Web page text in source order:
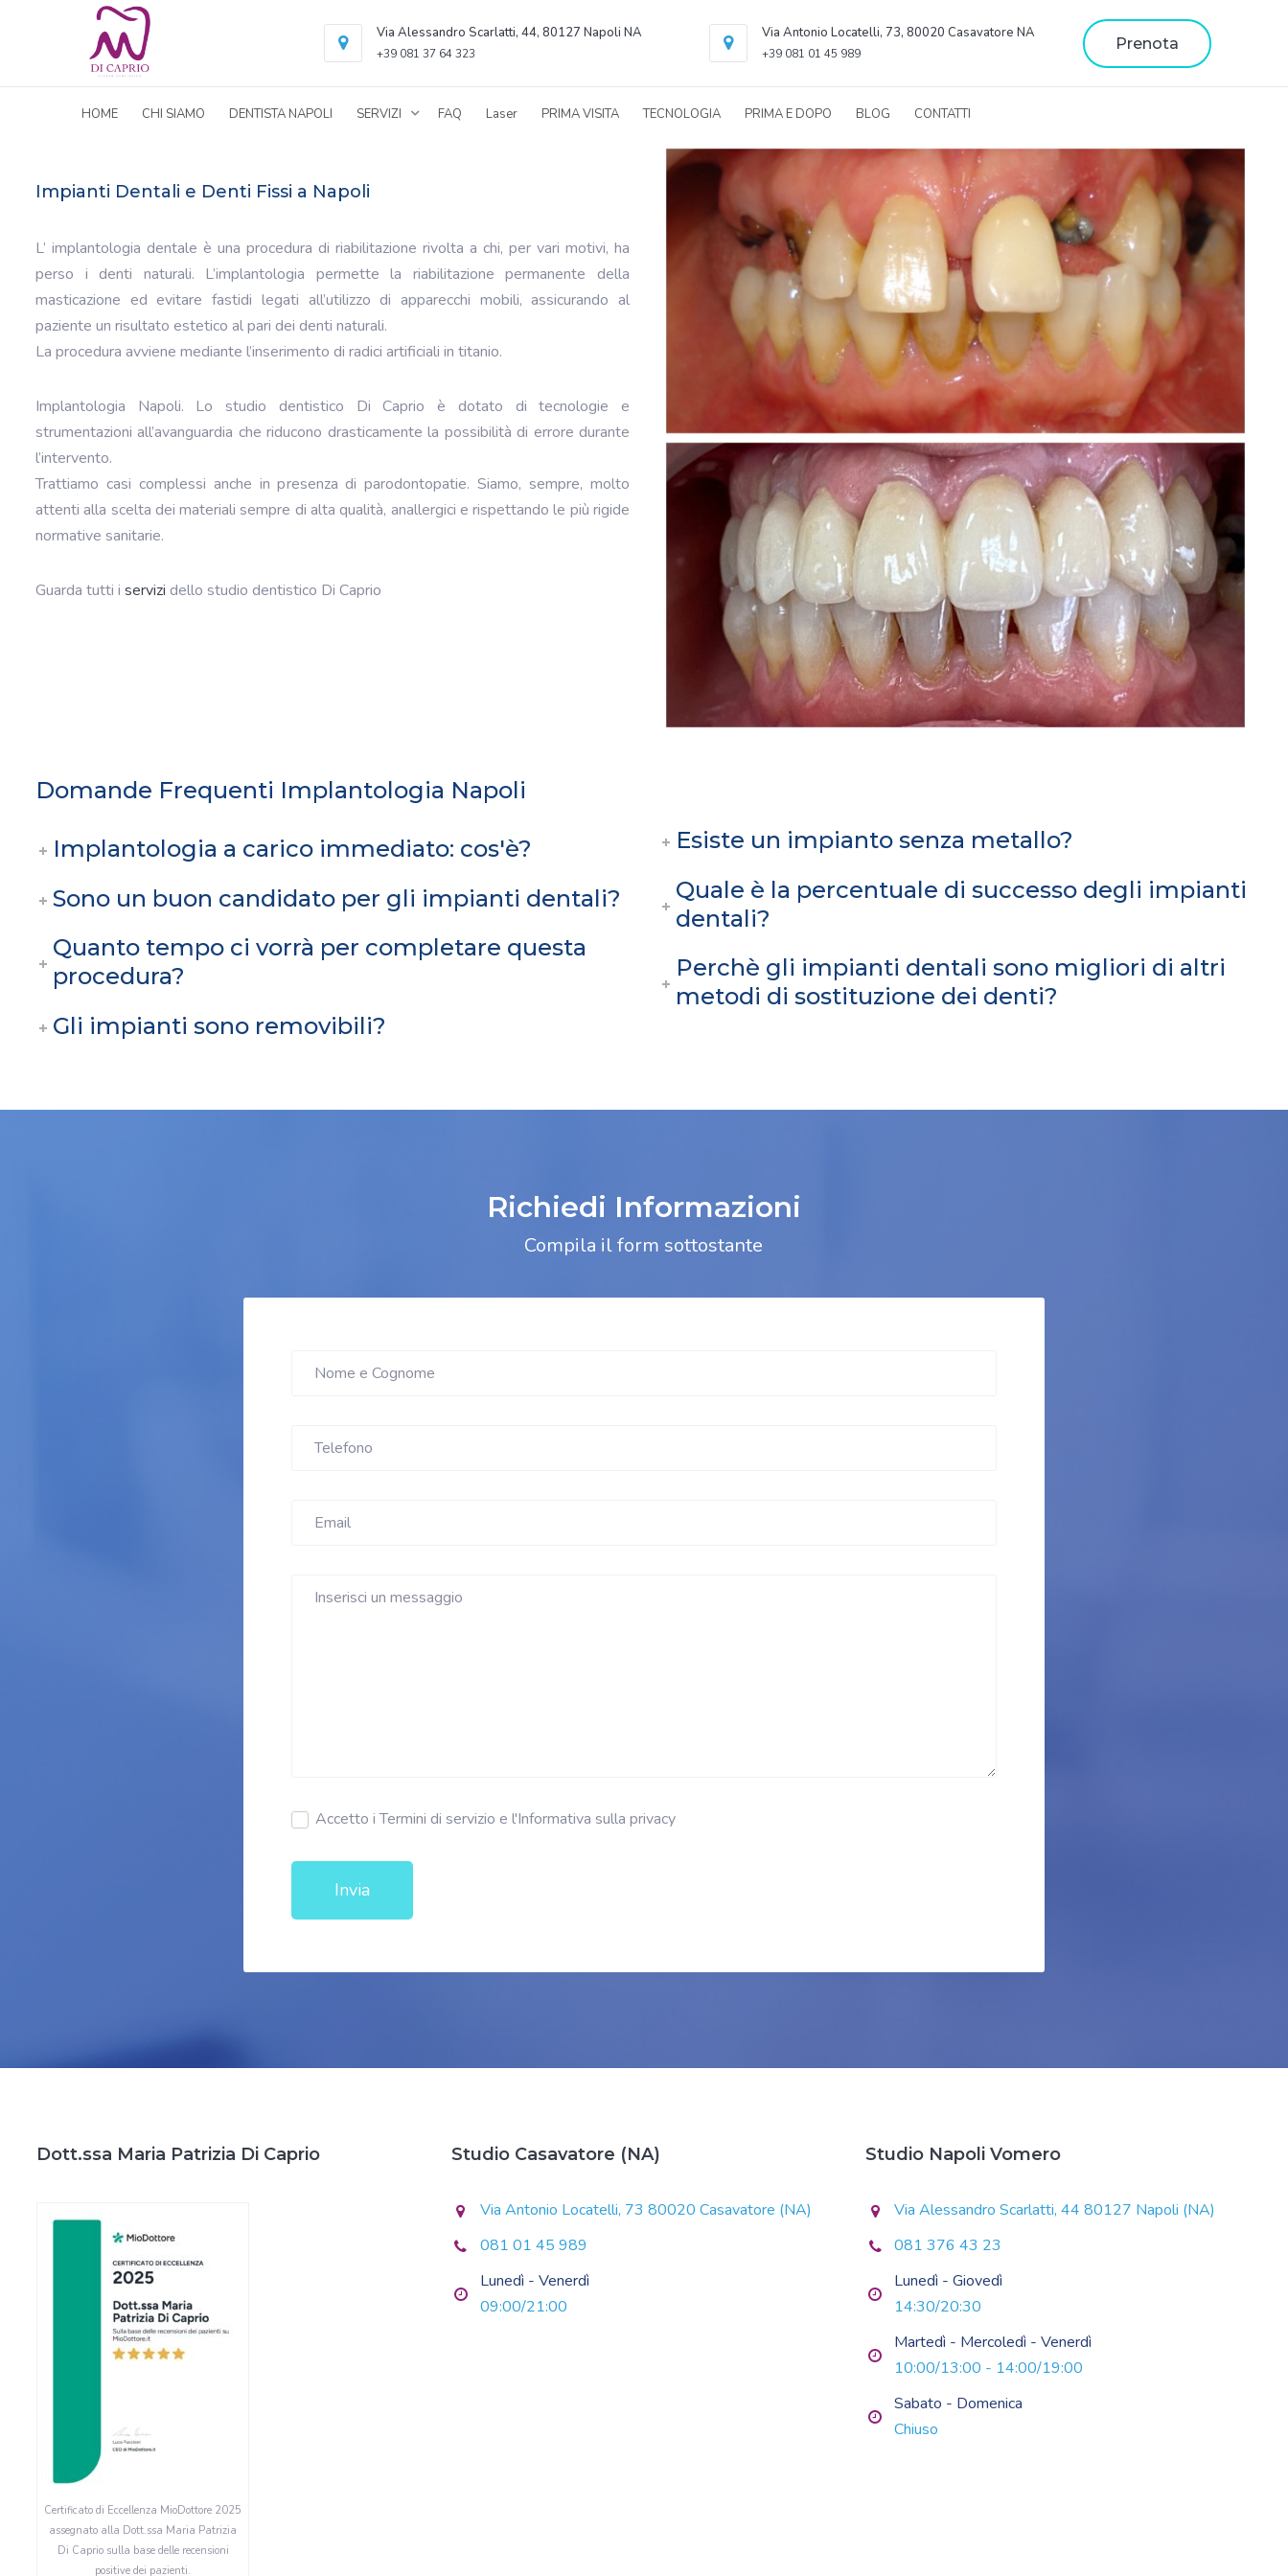
Via Alessandro Scarlatti, 44, 80127 Napoli NA
+39 081 37 64 323
Via Antonio Locatelli, 73, 80020 Casavatore NA
+39 081 01 45 989
Prenota
HOME CHI SIAMO DENTISTA NAPOLI SERVIZI FAQ Laser PRIMA VISITA TECNOLOGIA PRIMA E DOPO BLOG CONTATTI
Impianti Dentali e Denti Fissi a Napoli
L’ implantologia dentale è una procedura di riabilitazione rivolta a chi, per vari motivi, ha
perso i denti naturali. L’implantologia permette la riabilitazione permanente della
masticazione ed evitare fastidi legati all’utilizzo di apparecchi mobili, assicurando al
paziente un risultato estetico al pari dei denti naturali.
La procedura avviene mediante l’inserimento di radici artificiali in titanio.
Implantologia Napoli. Lo studio dentistico Di Caprio è dotato di tecnologie e
strumentazioni all’avanguardia che riducono drasticamente la possibilità di errore durante
l’intervento.
Trattiamo casi complessi anche in presenza di parodontopatie. Siamo, sempre, molto
attenti alla scelta dei materiali sempre di alta qualità, anallergici e rispettando le più rigide
normative sanitarie.
Guarda tutti i servizi dello studio dentistico Di Caprio
Domande Frequenti Implantologia Napoli
Implantologia a carico immediato: cos'è?
Sono un buon candidato per gli impianti dentali?
Quanto tempo ci vorrà per completare questa
procedura?
Gli impianti sono removibili?
Esiste un impianto senza metallo?
Quale è la percentuale di successo degli impianti
dentali?
Perchè gli impianti dentali sono migliori di altri
metodi di sostituzione dei denti?
Richiedi Informazioni
Compila il form sottostante
Accetto i Termini di servizio e l'Informativa sulla privacy
Invia
Dott.ssa Maria Patrizia Di Caprio
Certificato di Eccellenza MioDottore 2025
assegnato alla Dott.ssa Maria Patrizia
Di Caprio sulla base delle recensioni
positive dei pazienti.
Studio Casavatore (NA)
Via Antonio Locatelli, 73 80020 Casavatore (NA)
081 01 45 989
Lunedì - Venerdì
09:00/21:00
Studio Napoli Vomero
Via Alessandro Scarlatti, 44 80127 Napoli (NA)
081 376 43 23
Lunedì - Giovedì
14:30/20:30
Martedì - Mercoledì - Venerdì
10:00/13:00 - 14:00/19:00
Sabato - Domenica
Chiuso